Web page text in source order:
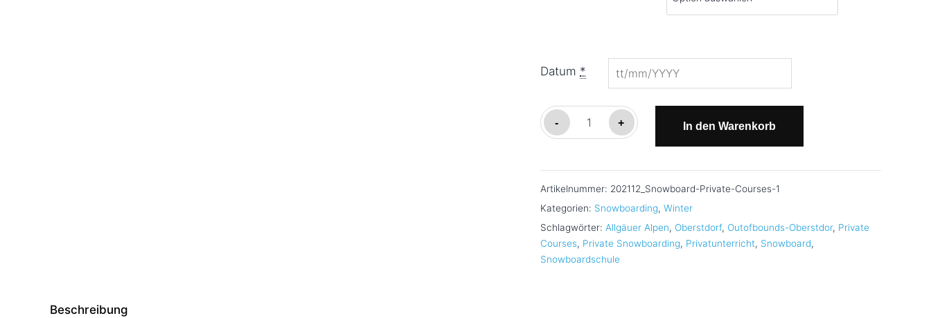
Datum *
-
family
&
Menge
+ In den Warenkorb
Artikelnummer: 202112_Snowboard-Private-Courses-1
Kategorien: Snowboarding, Winter
Schlagwörter: Allgäuer Alpen, Oberstdorf, Outofbounds-Oberstdor, Private
Courses, Private Snowboarding, Privatunterricht, Snowboard,
Snowboardschule
Beschreibung